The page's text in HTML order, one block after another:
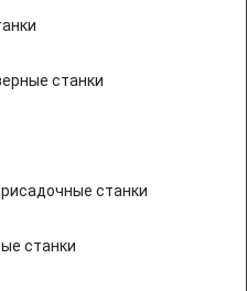
станки
станки
станки